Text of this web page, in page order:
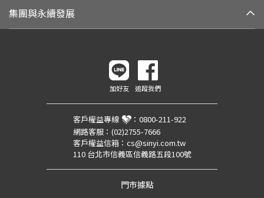
集團與永續發展
加好友 追蹤我們
客戶權益專線 ： 0800-211-922
網路客服： (02)2755-7666
客戶權益信箱： cs@sinyi.com.tw
110 台北市信義區信義路五段100號
門市據點